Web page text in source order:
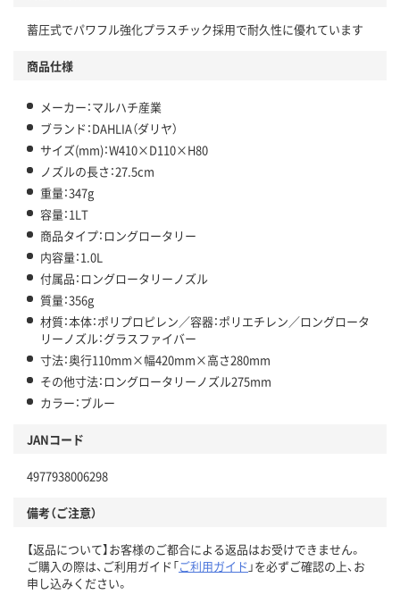
蓄圧式でパワフル強化プラスチック採用で耐久性に優れています
商品仕様
メーカー：マルハチ産業
ブランド：DAHLIA（ダリヤ）
サイズ(mm)：W410×D110×H80
ノズルの長さ：27.5cm
重量：347g
容量：1LT
商品タイプ：ロングロータリー
内容量：1.0L
付属品：ロングロータリーノズル
質量：356g
材質：本体：ポリプロピレン／容器：ポリエチレン／ロングロータ
リーノズル：グラスファイバー
寸法：奥行110mm×幅420mm×高さ280mm
その他寸法：ロングロータリーノズル275mm
カラー：ブルー
JANコード
4977938006298
備考（ご注意）
【返品について】お客様のご都合による返品はお受けできません。
ご購入の際は、ご利用ガイド「ご利用ガイド 」を必ずご確認の上、お
申し込みください。